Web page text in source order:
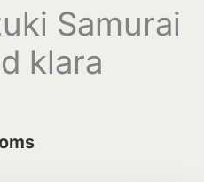
Samurai
klara